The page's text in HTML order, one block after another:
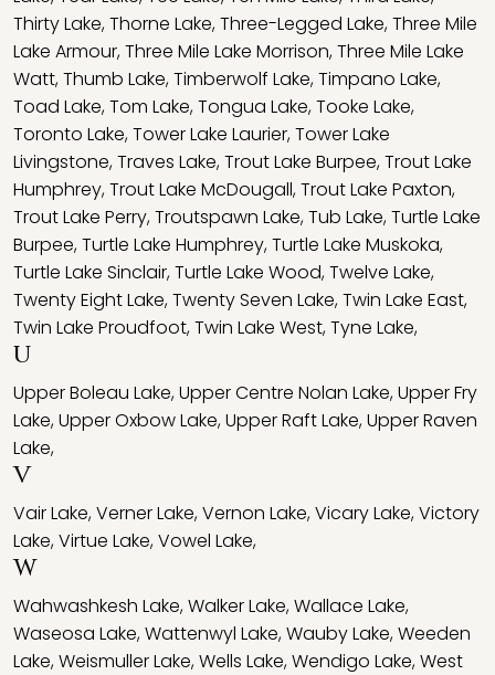
Thirty Lake,Thorne Lake,Three-Legged Lake,Three Mile
Lake Armour,Three Mile Lake Morrison,Three Mile Lake
Watt,Thumb Lake,Timberwolf Lake,Timpano Lake,
Toad Lake,Tom Lake,Tongua Lake,Tooke Lake,
Toronto Lake,Tower Lake Laurier,Tower Lake
Livingstone,Traves Lake,Trout Lake Burpee,Trout Lake
Humphrey,Trout Lake McDougall,Trout Lake Paxton,
Trout Lake Perry,Troutspawn Lake,Tub Lake,Turtle Lake
Burpee,Turtle Lake Humphrey,Turtle Lake Muskoka,
Turtle Lake Sinclair,Turtle Lake Wood,Twelve Lake,
Twenty Eight Lake,Twenty Seven Lake,Twin Lake East,
Twin Lake Proudfoot,Twin Lake West,Tyne Lake,
U
Upper Boleau Lake,Upper Centre Nolan Lake,Upper Fry
Lake,Upper Oxbow Lake,Upper Raft Lake,Upper Raven
Lake,
V
Vair Lake,Verner Lake,Vernon Lake,Vicary Lake,Victory
Lake,Virtue Lake,Vowel Lake,
W
Wahwashkesh Lake,Walker Lake,Wallace Lake,
Waseosa Lake,Wattenwyl Lake,Wauby Lake,Weeden
Lake,Weismuller Lake,Wells Lake,Wendigo Lake,West